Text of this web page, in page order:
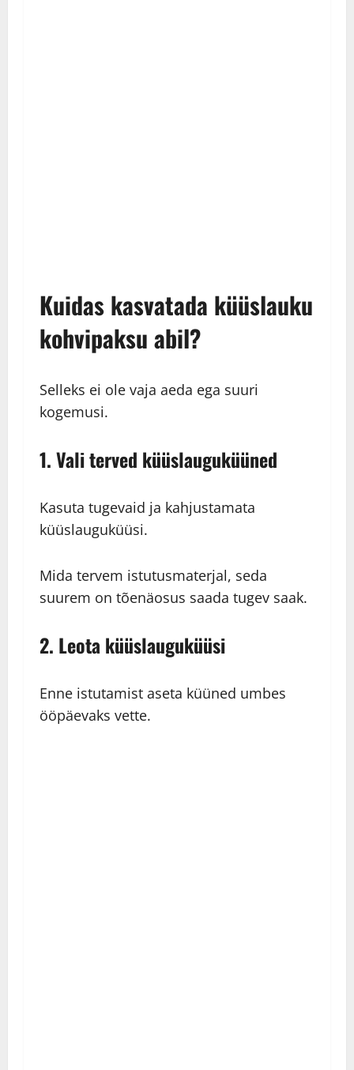
Kuidas kasvatada küüslauku
kohvipaksu abil?
Selleks ei ole vaja aeda ega suuri
kogemusi.
1. Vali terved küüslauguküüned
Kasuta tugevaid ja kahjustamata
küüslauguküüsi.
Mida tervem istutusmaterjal, seda
suurem on tõenäosus saada tugev saak.
2. Leota küüslauguküüsi
Enne istutamist aseta küüned umbes
ööpäevaks vette.